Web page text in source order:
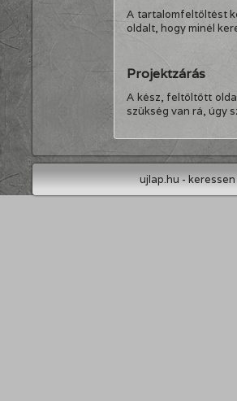
A tartalomfeltöltést
oldalt, hogy minél
Projektzárás
A kész, feltöltött
szükség van rá, úgy
ujlap.hu- keressen